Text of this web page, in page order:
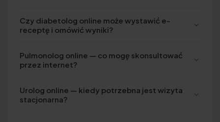
Czy diabetolog online może wystawić e-
receptę i omówić wyniki?
Pulmonolog online — co mogę skonsultować
przez internet?
Urolog online — kiedy potrzebna jest wizyta
stacjonarna?